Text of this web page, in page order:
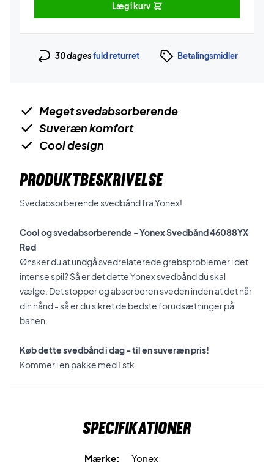
Læg i kurv
30 dagesfuld returret Betalingsmidler
Meget svedabsorberende
Suveræn komfort
Cool design
PRODUKTBESKRIVELSE
Svedabsorberende svedbånd fra Yonex!
Cool og svedabsorberende -Yonex Svedbånd 46088YX
Red
Ønsker du at undgå svedrelaterede grebsproblemer i det
intense spil? Så er det dette Yonex svedbånd du skal
vælge. Det stopper og absorberen sveden inden at det når
din hånd - så er du sikret de bedste forudsætninger på
banen.
Køb dette svedbånd i dag - til en suveræn pris!
Kommer i en pakke med 1 stk.
Specifikationer
Mærke: Yonex